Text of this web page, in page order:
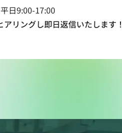
日9:00-17:00
アリングし即日返信いたします！